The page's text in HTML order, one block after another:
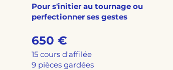
Pour s'initier au tournage ou
perfectionner ses gestes
650 €
15 cours d'affilée
9 pièces gardées